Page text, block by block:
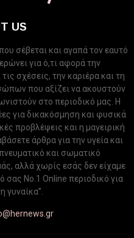
US
σέβεται και αγαπά τον εαυτό
για ό,τι αφορά την
σχέσεις, την καριέρα και τη
που αξίζει να ακουστούν
στο περιοδικό μας. Η
για δικακόσμηση και φυσικά
προβλέψεις και η μαγειρική
άρθρα για την υγεία και
και σωματικό
αλλά χωρίς εσάς δεν είχαμε
σας Νo.1 Online περιοδικό για
γυναίκα”.